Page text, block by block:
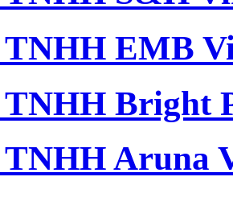
TNHH EMB
Bright
Aruna